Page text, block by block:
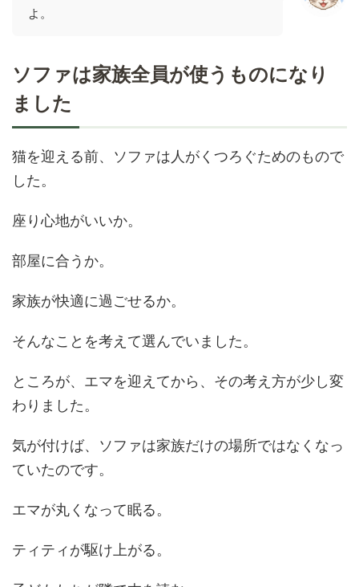
よ。
ソファは家族全員が使うものになり
ました
猫を迎える前、ソファは人がくつろぐためのもので
した。
座り心地がいいか。
部屋に合うか。
家族が快適に過ごせるか。
そんなことを考えて選んでいました。
ところが、エマを迎えてから、その考え方が少し変
わりました。
気が付けば、ソファは家族だけの場所ではなくなっ
ていたのです。
エマが丸くなって眠る。
ティティが駆け上がる。